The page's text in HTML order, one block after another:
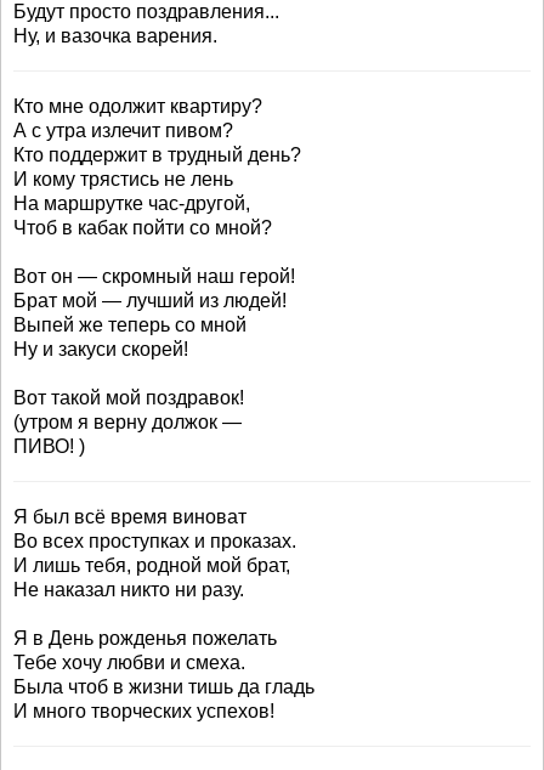
Будут просто поздравления...
Ну, и вазочка варения.
Кто мне одолжит квартиру?
А с утра излечит пивом?
Кто поддержит в трудный день?
И кому трястись не лень
На маршрутке час-другой,
Чтоб в кабак пойти со мной?
Вот он — скромный наш герой!
Брат мой — лучший из людей!
Выпей же теперь со мной
Ну и закуси скорей!
Вот такой мой поздравок!
(утром я верну должок —
ПИВО! )
Я был всё время виноват
Во всех проступках и проказах.
И лишь тебя, родной мой брат,
Не наказал никто ни разу.
Я в День рожденья пожелать
Тебе хочу любви и смеха.
Была чтоб в жизни тишь да гладь
И много творческих успехов!